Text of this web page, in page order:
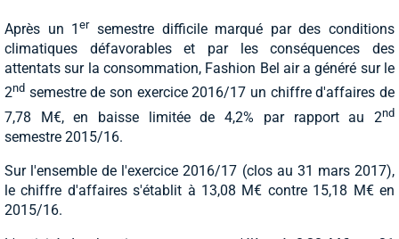
Après un 1er semestre difficile marqué par des conditions
climatiques défavorables et par les conséquences des
attentats sur la consommation, Fashion Bel air a généré sur le
2nd semestre de son exercice 2016/17 un chiffre d'affaires de
7,78 M€, en baisse limitée de 4,2% par rapport au 2nd
semestre 2015/16.
Sur l'ensemble de l'exercice 2016/17 (clos au 31 mars 2017),
le chiffre d'affaires s'établit à 13,08 M€ contre 15,18 M€ en
2015/16.